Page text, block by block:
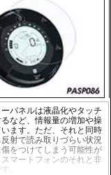
バネルは液晶化やタッチ
など、情報量の増加や操
ます。ただ、それと同時
射で読み取りづらい状況
をつけてしまう可能性が
マートフォンのそれと非
。